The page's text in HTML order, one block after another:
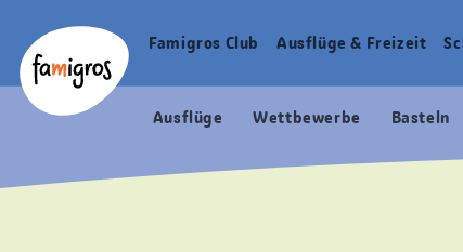
Navigation
Logo
Haupt
Famigros Club Ausflüge & Freizeit
Ausflüge Wettbewerbe Basteln